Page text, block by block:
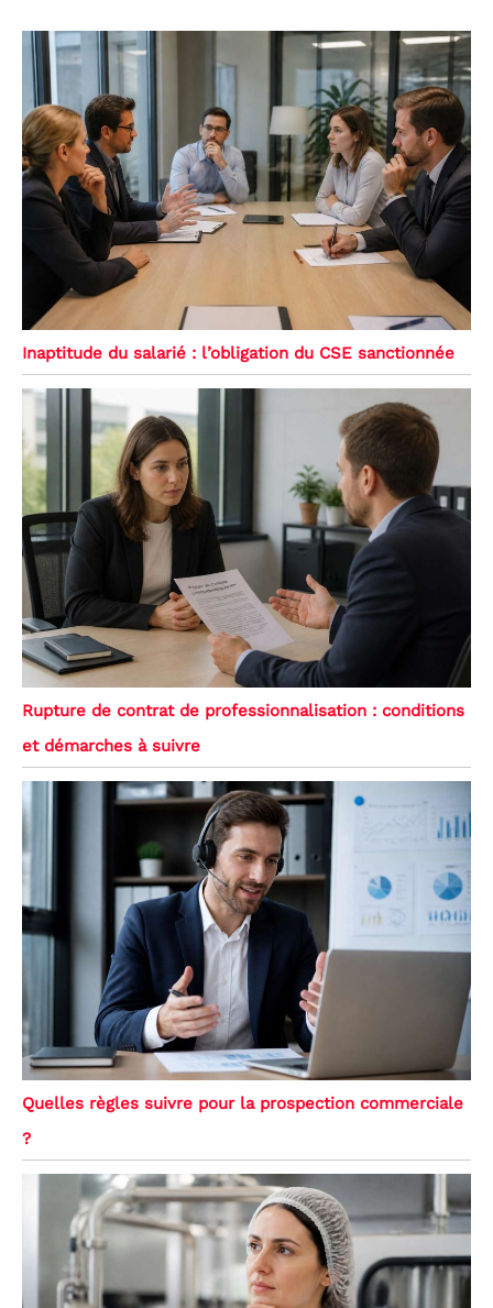
Inaptitude du salarié : l’obligation du CSE sanctionnée
Rupture de contrat de professionnalisation : conditions
et démarches à suivre
Quelles règles suivre pour la prospection commerciale
?